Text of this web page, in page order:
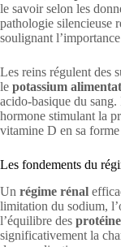
le savoir selon les
pathologie silencieuse
soulignant
Les reins régulent des
le potassium
acido-basique du
hormone stimulant la
vitamine D en sa
Les fondements du
Un régime rénal
limitation du sodium,
l’équilibre des
significativement la